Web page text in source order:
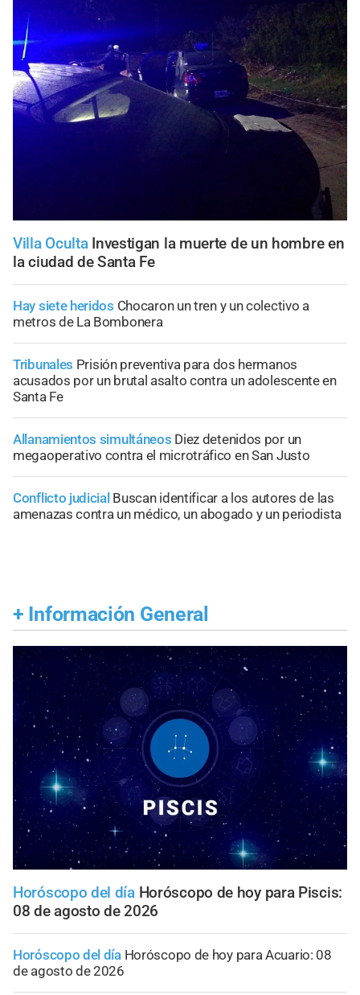
Villa Oculta Investigan la muerte de un hombre en
la ciudad de Santa Fe
Hay siete heridos Chocaron un tren y un colectivo a
metros de La Bombonera
Tribunales Prisión preventiva para dos hermanos
acusados por un brutal asalto contra un adolescente en
Santa Fe
Allanamientos simultáneos Diez detenidos por un
megaoperativo contra el microtráfico en San Justo
Conflicto judicial Buscan identificar a los autores de las
amenazas contra un médico, un abogado y un periodista
+ Información General
Horóscopo del día Horóscopo de hoy para Piscis:
08 de agosto de 2026
Horóscopo del día Horóscopo de hoy para Acuario: 08
de agosto de 2026